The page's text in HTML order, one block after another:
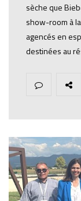
sèche que
show-room à
agencés en
destinées au